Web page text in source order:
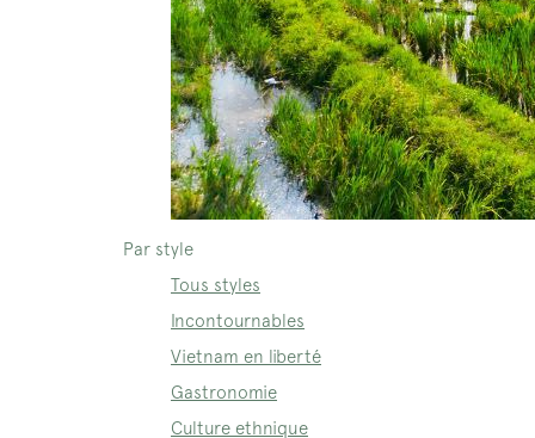
Par style
Tous styles
Incontournables
Vietnam en liberté
Gastronomie
Culture ethnique